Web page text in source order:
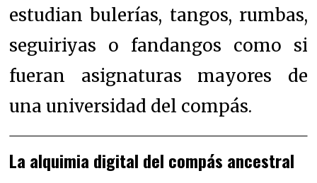
estudian bulerías, tangos, rumbas,
seguiriyas o fandangos como si
fueran asignaturas mayores de
una universidad del compás.
La alquimia digital del compás ancestral